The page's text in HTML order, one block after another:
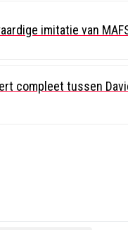
imitatie van
compleet tussen